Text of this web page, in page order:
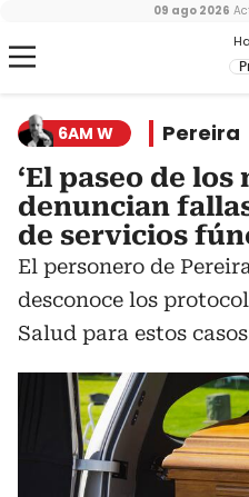
09 ago 2026
6AM W Pereira
‘El paseo de los
denuncian
de servicios
El personero de
desconoce los
Salud para estos